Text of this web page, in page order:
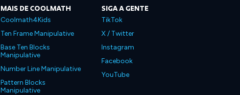
MAIS DE COOLMATH
Coolmath4Kids
Ten Frame Manipulative
Base Ten Blocks
Manipulative
Number Line Manipulative
Pattern Blocks
Manipulative
SIGA A GENTE
TikTok
X / Twitter
Instagram
Facebook
YouTube